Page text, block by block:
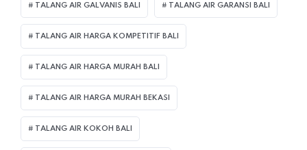
TALANG AIR GALVANIS BALI TALANG AIR GARANSI BALI
TALANG AIR HARGA KOMPETITIF BALI
TALANG AIR HARGA MURAH BALI
TALANG AIR HARGA MURAH BEKASI
TALANG AIR KOKOH BALI